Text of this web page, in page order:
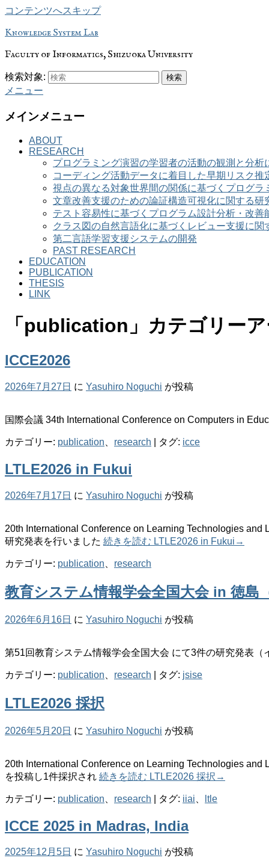
コンテンツへスキップ
Knowledge System Lab
Faculty of Informatics, Shizuoka University
検索対象: 検索
メニュー
メインメニュー
ABOUT
RESEARCH
プログラミング演習の学習者の活動の観測と分析
コーディング活動データに着目した早期リスク推
視点の異なる対象世界間の関係に基づくプログ
文章改善支援のための論証構造可視化に関する研
テスト容易性に基づくプログラム設計分析・改善
クラス図の自然言語化に基づくレビュー支援に関
第二言語学習支援システムの開発
PAST RESEARCH
EDUCATION
PUBLICATION
THESIS
LINK
「 publication 」カテゴリー
ICCE2026
2026年7月27日 に Yasuhiro Noguchi が投稿
国際会議 34th International Conference on Computers in
カテゴリー: publication research タグ: icce
LTLE2026 in Fukui
2026年7月17日 に Yasuhiro Noguchi が投稿
20th International Conference on Learning Technologies
研究発表を行いました 続きを読む LTLE2026 in Fukui →
カテゴリー: publication research
教育システム情報学会全国大会 in 徳島
2026年6月16日 に Yasuhiro Noguchi が投稿
第51回教育システム情報学会全国大会 にて3件の研究発表
カテゴリー: publication research タグ: jsise
LTLE2026 採択
2026年5月20日 に Yasuhiro Noguchi が投稿
20th International Conference on Learning Technologies
を投稿し1件採択され 続きを読む LTLE2026 採択 →
カテゴリー: publication research タグ: iiai ltle
ICCE 2025 in Madras, India
2025年12月5日 に Yasuhiro Noguchi が投稿